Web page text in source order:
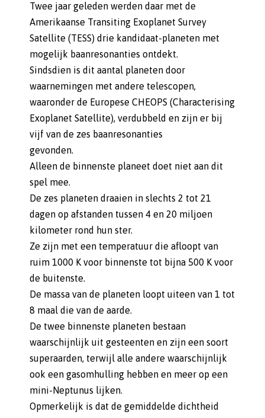
Twee jaar geleden werden daar met de
Amerikaanse Transiting Exoplanet Survey
Satellite (TESS) drie kandidaat-planeten met
mogelijk baanresonanties ontdekt.
Sindsdien is dit aantal planeten door
waarnemingen met andere telescopen,
waaronder de Europese CHEOPS (Characterising
Exoplanet Satellite), verdubbeld en zijn er bij
vijf van de zes baanresonanties
gevonden.
Alleen de binnenste planeet doet niet aan dit
spel mee.
De zes planeten draaien in slechts 2 tot 21
dagen op afstanden tussen 4 en 20 miljoen
kilometer rond hun ster.
Ze zijn met een temperatuur die afloopt van
ruim 1000 K voor binnenste tot bijna 500 K voor
de buitenste.
De massa van de planeten loopt uiteen van 1 tot
8 maal die van de aarde.
De twee binnenste planeten bestaan
waarschijnlijk uit gesteenten en zijn een soort
superaarden, terwijl alle andere waarschijnlijk
ook een gasomhulling hebben en meer op een
mini-Neptunus lijken.
Opmerkelijk is dat de gemiddelde dichtheid